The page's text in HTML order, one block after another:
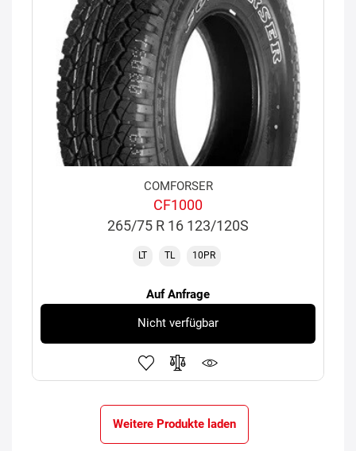
COMFORSER
CF1000
265/75 R 16 123/120S
LT TL 10PR
Auf Anfrage
Nicht verfügbar
Weitere Produkte laden